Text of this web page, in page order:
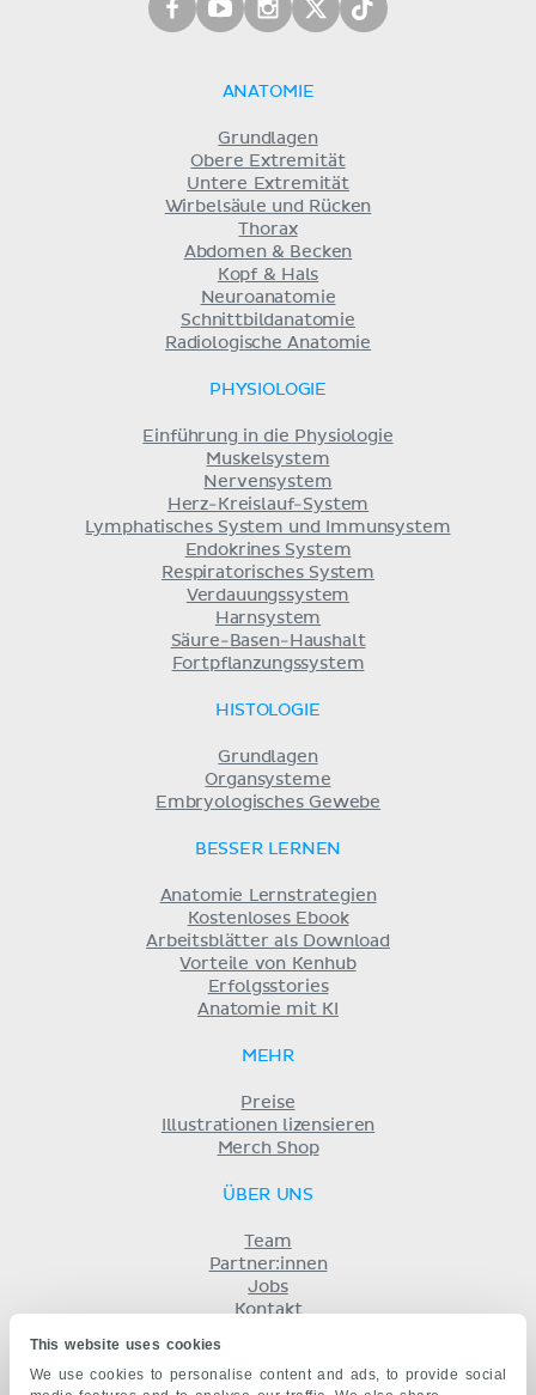
This website uses cookies
We use cookies to personalise content and ads, to provide social
ANATOMIE
Grundlagen
Obere Extremität
Untere Extremität
Wirbelsäule und Rücken
Thorax
Abdomen & Becken
Kopf & Hals
Neuroanatomie
Schnittbildanatomie
Radiologische Anatomie
PHYSIOLOGIE
Einführung in die Physiologie
Muskelsystem
Nervensystem
Herz-Kreislauf-System
Lymphatisches System und Immunsystem
Endokrines System
Respiratorisches System
Verdauungssystem
Harnsystem
Säure-Basen-Haushalt
Fortpflanzungssystem
HISTOLOGIE
Grundlagen
Organsysteme
Embryologisches Gewebe
BESSER LERNEN
Anatomie Lernstrategien
Kostenloses Ebook
Arbeitsblätter als Download
Vorteile von Kenhub
Erfolgsstories
Anatomie mit KI
MEHR
Preise
Illustrationen lizensieren
Merch Shop
ÜBER UNS
Team
Partner:innen
Jobs
Kontakt
Geschäftsbedingungen
Datenschutz